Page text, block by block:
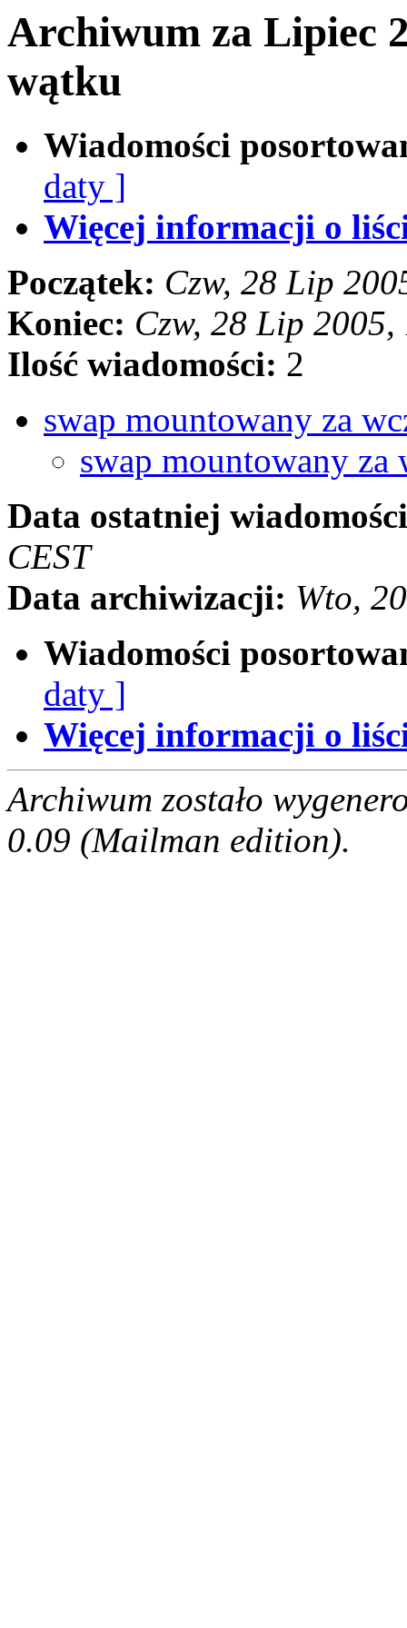
Archiwum za Lipiec
wątku
Wiadomości
daty ]
Więcej informacji o
Początek: Czw, 28 Lip
Koniec: Czw, 28 Lip
Ilość wiadomości: 2
swap mountowany za
swap mountowany za
Data ostatniej
CEST
Data archiwizacji: Wto,
Wiadomości
daty ]
Więcej informacji o
Archiwum zostało
0.09 (Mailman edition).